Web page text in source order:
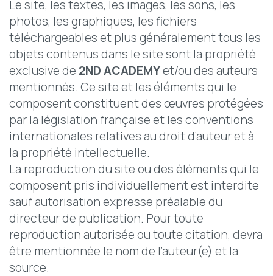
Le site, les textes, les images, les sons, les
photos, les graphiques, les fichiers
téléchargeables et plus généralement tous les
objets contenus dans le site sont la propriété
exclusive de 2ND ACADEMYet/ou des auteurs
mentionnés. Ce site et les éléments qui le
composent constituent des œuvres protégées
par la législation française et les conventions
internationales relatives au droit d’auteur et à
la propriété intellectuelle.
La reproduction du site ou des éléments qui le
composent pris individuellement est interdite
sauf autorisation expresse préalable du
directeur de publication. Pour toute
reproduction autorisée ou toute citation, devra
être mentionnée le nom de l’auteur(e) et la
source.